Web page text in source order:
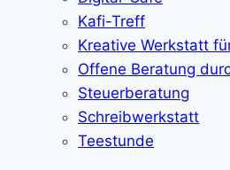
Kafi-Treff
Kreative Werkstatt
Offene Beratung
Steuerberatung
Schreibwerkstatt
Teestunde